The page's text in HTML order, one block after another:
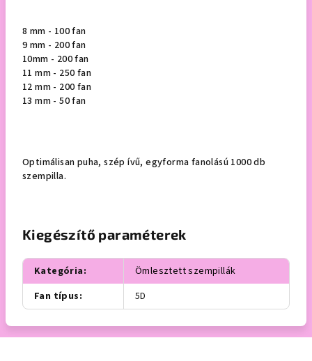
8 mm - 100 fan
9 mm - 200 fan
10mm - 200 fan
11 mm - 250 fan
12 mm - 200 fan
13 mm - 50 fan
Optimálisan puha, szép ívű, egyforma fanolású 1000 db
szempilla.
Kiegészítő paraméterek
Kategória:
Ömlesztett szempillák
Fan típus: 5D